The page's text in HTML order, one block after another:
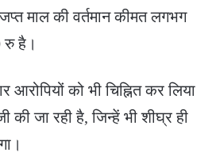
माल की वर्तमान कीमत लगभग
रु है।
आरोपियों को भी चिह्नित कर लिया
की जा रही है, जिन्हें भी शीघ्र ही